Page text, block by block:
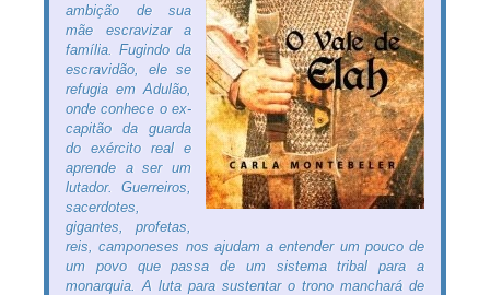
ambição de sua
mãe escravizar a
família. Fugindo da
escravidão, ele se
refugia em Adulão,
onde conhece o ex-
capitão da guarda
do exército real e
aprende a ser um
lutador. Guerreiros,
sacerdotes,
gigantes, profetas,
reis, camponeses nos ajudam a entender um pouco de
um povo que passa de um sistema tribal para a
monarquia. A luta para sustentar o trono manchará de